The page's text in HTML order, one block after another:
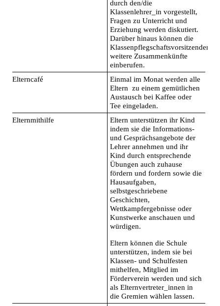
durch den/die
Klassenlehrer_in vorgestellt,
Fragen zu Unterricht und
Erziehung werden diskutiert.
Darüber hinaus können die
Klassenpflegschaftsvorsitzenden
weitere Zusammenkünfte
einberufen.
Elterncafé
Einmal im Monat werden alle
Eltern zu einem gemütlichen
Austausch bei Kaffee oder
Tee eingeladen.
Elternmithilfe
Eltern unterstützen ihr Kind
indem sie die Informations-
und Gesprächsangebote der
Lehrer annehmen und ihr
Kind durch entsprechende
Übungen auch zuhause
fördern und fordern sowie die
Hausaufgaben,
selbstgeschriebene
Geschichten,
Wettkampfergebnisse oder
Kunstwerke anschauen und
würdigen.
Eltern können die Schule
unterstützen, indem sie bei
Klassen- und Schulfesten
mithelfen, Mitglied im
Förderverein werden und sich
als Elternvertreter_innen in
die Gremien wählen lassen.